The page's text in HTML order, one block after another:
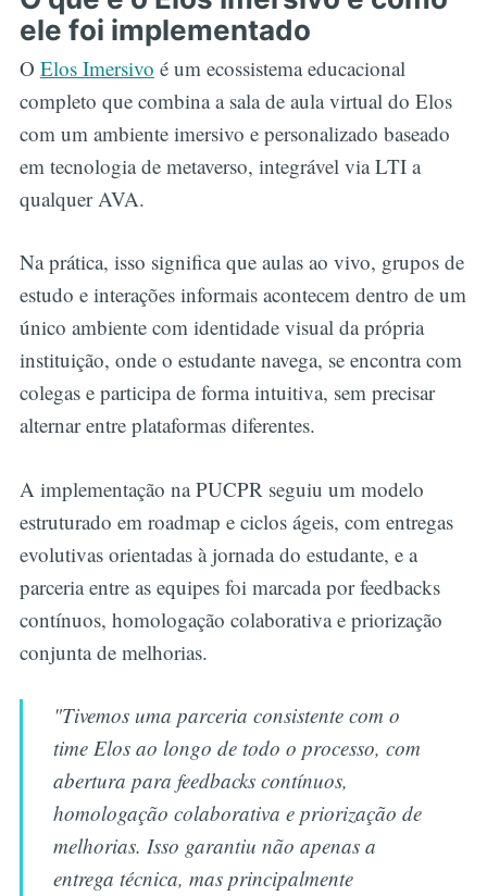
ele foi implementado
O Elos Imersivo é um ecossistema educacional
completo que combina a sala de aula virtual do Elos
com um ambiente imersivo e personalizado baseado
em tecnologia de metaverso, integrável via LTI a
qualquer AVA.
Na prática, isso significa que aulas ao vivo, grupos de
estudo e interações informais acontecem dentro de um
único ambiente com identidade visual da própria
instituição, onde o estudante navega, se encontra com
colegas e participa de forma intuitiva, sem precisar
alternar entre plataformas diferentes.
A implementação na PUCPR seguiu um modelo
estruturado em roadmap e ciclos ágeis, com entregas
evolutivas orientadas à jornada do estudante, e a
parceria entre as equipes foi marcada por feedbacks
contínuos, homologação colaborativa e priorização
conjunta de melhorias.
"Tivemos uma parceria consistente com o
time Elos ao longo de todo o processo, com
abertura para feedbacks contínuos,
homologação colaborativa e priorização de
melhorias. Isso garantiu não apenas a
entrega técnica, mas principalmente